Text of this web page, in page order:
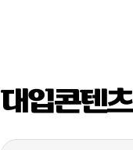
대입콘텐츠